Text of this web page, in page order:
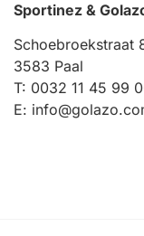
Sportinez &
Schoebroekstraat
3583 Paal
T: 0032 11 45 99
E: